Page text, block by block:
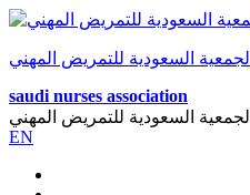
الجمعية السعودية للتمريض المهني
saudi nurses association
الجمعية السعودية للتمريض المهني
EN